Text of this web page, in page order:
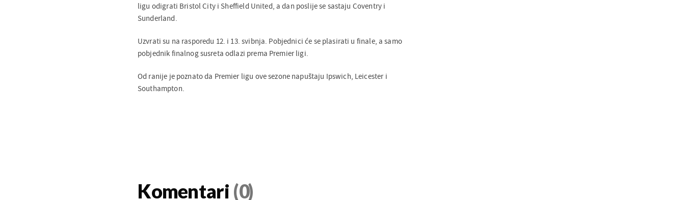
ligu odigrati Bristol City i Sheffield United, a dan poslije se sastaju Coventry i
Sunderland.
Uzvrati su na rasporedu 12. i 13. svibnja. Pobjednici će se plasirati u finale, a samo
pobjednik finalnog susreta odlazi prema Premier ligi.
Od ranije je poznato da Premier ligu ove sezone napuštaju Ipswich, Leicester i
Southampton.
Komentari (0)